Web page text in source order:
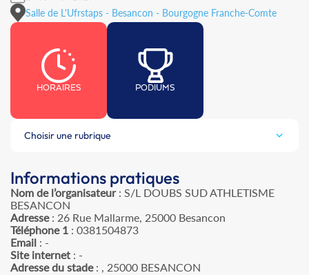
Salle de L'Ufrstaps - Besancon - Bourgogne Franche-Comte
HORAIRES PODIUMS
Choisir une rubrique
Informations pratiques
Nom de l’organisateur: S/L DOUBS SUD ATHLETISME
BESANCON
Adresse: 26 Rue Mallarme, 25000 Besancon
Téléphone 1 : 0381504873
Email : -
Site internet : -
Adresse du stade: , 25000 BESANCON